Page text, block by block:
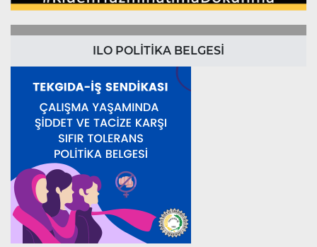
ILO POLİTİKA BELGESİ